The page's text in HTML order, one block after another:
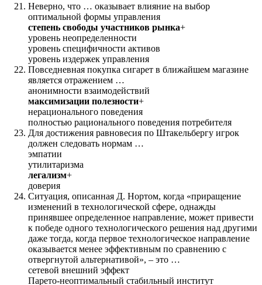
Неверно, что … оказывает влияние нa выбор
оптимальной фopмы управления
степень свободы участников рынка+
уровень неопределенности
уровень специфичности активов
уровень издержек управления
Повседневная покупка сигарет в ближайшем магазине
является отражением …
анонимности взаимодействий
максимизации полезности+
нерационального поведения
полностью рационального поведения потребителя
Для достижения равновесия по Штакельбергу игрок
должен следовать нормам …
эмпатии
утилитаризма
легализм+
доверия
Ситуация, описанная Д. Нортом, когда «приращение
изменений в технологической сфере, однажды
принявшее определенное направление, может привести
к победе одного технологического решения над другими
даже тогда, когда первое технологическое направление
оказывается менее эффективным по сравнению c
отвергнутой альтернативой», – это …
сетевой внешний эффект
Парето-неоптимальный стабильный институт